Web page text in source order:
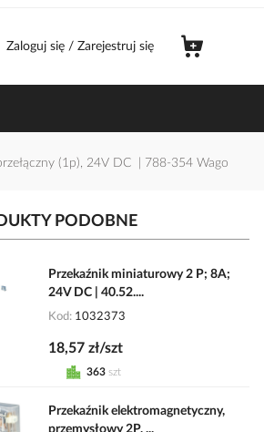
Zaloguj się / Zarejestruj się
(1p), 24V DC | 788-354 Wago
PODOBNE
Przekaźnik miniaturowy 2 P; 8A;
24V DC | 40.52....
Kod 1032373
18,57 zł/szt
363 szt
Przekaźnik elektromagnetyczny,
przemysłowy 2P, ...